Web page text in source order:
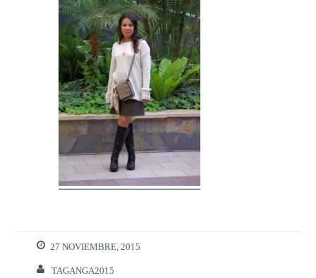
27 NOVIEMBRE, 2015
TAGANGA2015